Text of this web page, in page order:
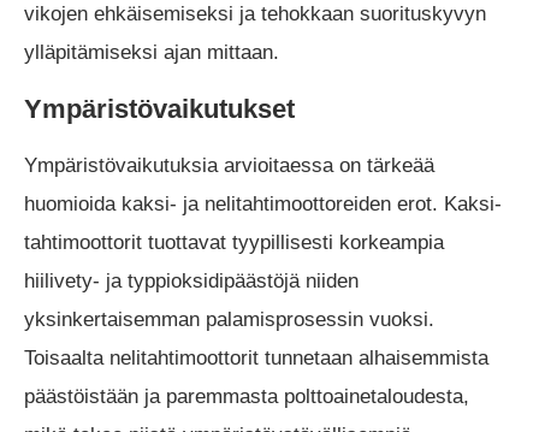
vikojen ehkäisemiseksi ja tehokkaan suorituskyvyn
ylläpitämiseksi ajan mittaan.
Ympäristövaikutukset
Ympäristövaikutuksia arvioitaessa on tärkeää
huomioida kaksi- ja nelitahtimoottoreiden erot. Kaksi-
tahtimoottorit tuottavat tyypillisesti korkeampia
hiilivety- ja typpioksidipäästöjä niiden
yksinkertaisemman palamisprosessin vuoksi.
Toisaalta nelitahtimoottorit tunnetaan alhaisemmista
päästöistään ja paremmasta polttoainetaloudesta,